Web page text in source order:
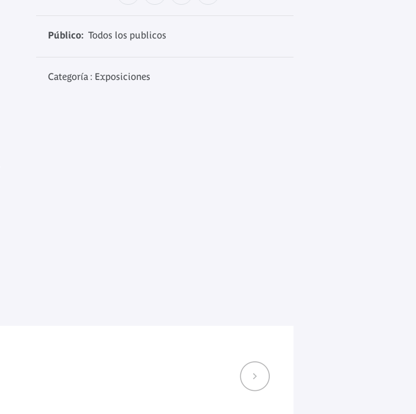
Público: Todos los publicos
Categoría : Exposiciones